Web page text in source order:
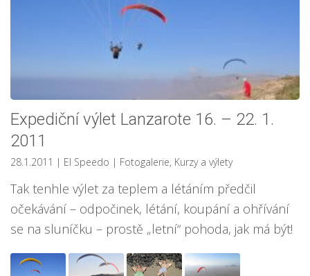
Expediční výlet Lanzarote 16. – 22. 1.
2011
28.1.2011 | El Speedo | Fotogalerie, Kurzy a výlety
Tak tenhle výlet za teplem a létáním předčil
očekávání – odpočinek, létání, koupání a ohřívání
se na sluníčku – prostě „letní“ pohoda, jak má být!